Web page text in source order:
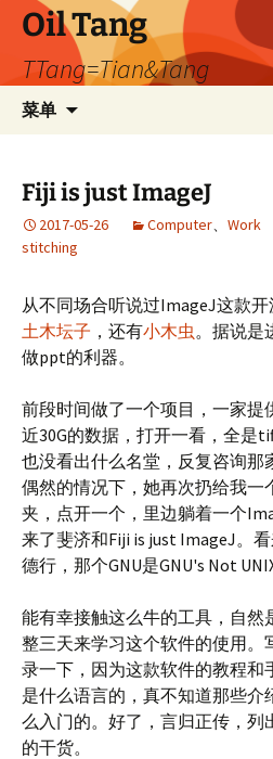
文
Oil Tang
TTang=Tian&Tang
菜单
Fiji is just ImageJ
2017-05-26 Computer、 Work
stitching
从不同场合听说过ImageJ这款
土木坛子 ，还有小木虫。据说是
做ppt的利器。
前段时间做了一个项目，一家提
近30G的数据，打开一看，全是
也没看出什么名堂，反复咨询那
偶然的情况下，她再次扔给我一
夹，点开一个，里边躺着一个
来了斐济和Fiji is just ImageJ。
德行，那个GNU是GNU's Not
能有幸接触这么牛的工具，自然
整三天来学习这个软件的使用。
录一下，因为这款软件的教程和
是什么语言的，真不知道那些介
么入门的。好了，言归正传，列
的干货。